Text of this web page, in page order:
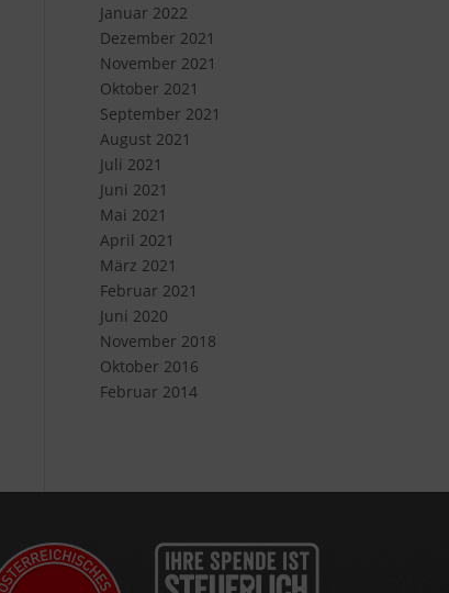
Januar 2022
Dezember 2021
November 2021
Oktober 2021
September 2021
August 2021
Juli 2021
Juni 2021
Mai 2021
April 2021
März 2021
Februar 2021
Juni 2020
November 2018
Oktober 2016
Februar 2014